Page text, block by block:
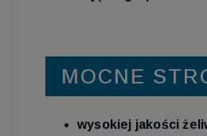
MOCNE
wysokiej jakości